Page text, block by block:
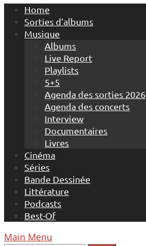
Home
Sorties d’albums
Musique
Albums
Live Report
Playlists
5+5
Agenda des sorties 2026
Agenda des concerts
Interview
Documentaires
Livres
Cinéma
Séries
Bande Dessinée
Littérature
Podcasts
Best-Of
Main Menu